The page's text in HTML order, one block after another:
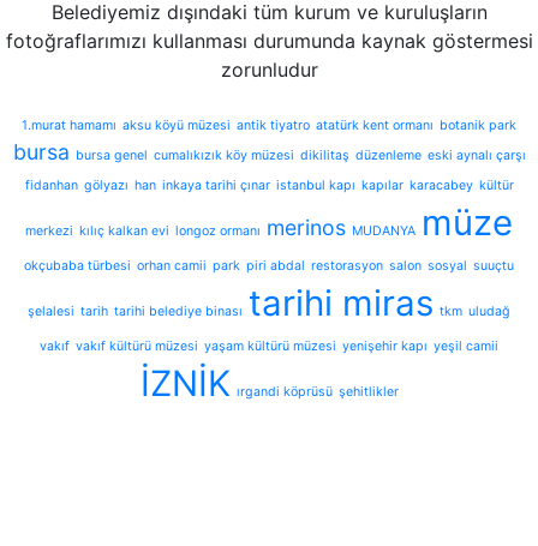
Belediyemiz dışındaki tüm kurum ve kuruluşların
fotoğraflarımızı kullanması durumunda kaynak göstermesi
zorunludur
1.murat hamamı aksu köyü müzesi antik tiyatro atatürk kent ormanı botanik park
bursa bursa genel cumalıkızık köy müzesi dikilitaş düzenleme eski aynalı çarşı
fidanhan gölyazı han inkaya tarihi çınar istanbul kapı kapılar karacabey kültür
merkezi kılıç kalkan evi longoz ormanı merinos MUDANYA müze
okçubaba türbesi orhan camii park piri abdal restorasyon salon sosyal suuçtu
şelalesi tarih tarihi belediye binası tarihi miras tkm uludağ
vakıf vakıf kültürü müzesi yaşam kültürü müzesi yenişehir kapı yeşil camii
İZNİK ırgandi köprüsü şehitlikler